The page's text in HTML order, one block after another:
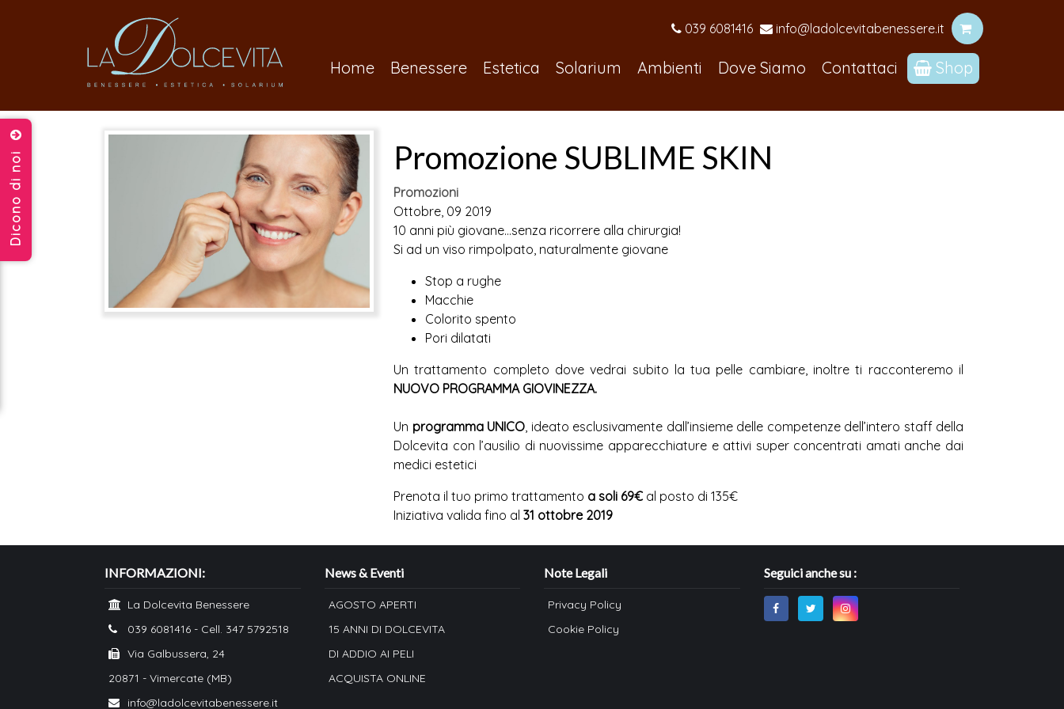
039 6081416 info@ladolcevitabenessere.it
Home Benessere Estetica Solarium Ambienti Dove Siamo Contattaci Shop
Promozione SUBLIME SKIN
Promozioni
Ottobre, 09 2019
10 anni più giovane…senza ricorrere alla chirurgia!
Si ad un viso rimpolpato, naturalmente giovane
Stop a rughe
Macchie
Colorito spento
Pori dilatati
Un trattamento completo dove vedrai subito la tua pelle cambiare, inoltre ti racconteremo il
NUOVO PROGRAMMA GIOVINEZZA.
Un programma UNICO, ideato esclusivamente dall’insieme delle competenze dell’intero staff della
Dolcevita con l’ausilio di nuovissime apparecchiature e attivi super concentrati amati anche dai
medici estetici
Prenota il tuo primo trattamento a soli 69€ al posto di 135€
Iniziativa valida fino al 31 ottobre 2019
INFORMAZIONI:
La Dolcevita Benessere
039 6081416 - Cell. 347 5792518
Via Galbussera, 24
20871 - Vimercate (MB)
info@ladolcevitabenessere.it
News & Eventi
AGOSTO APERTI
15 ANNI DI DOLCEVITA
DI ADDIO AI PELI
ACQUISTA ONLINE
Note Legali
Privacy Policy
Cookie Policy
Seguici anche su :
Dicono di noi